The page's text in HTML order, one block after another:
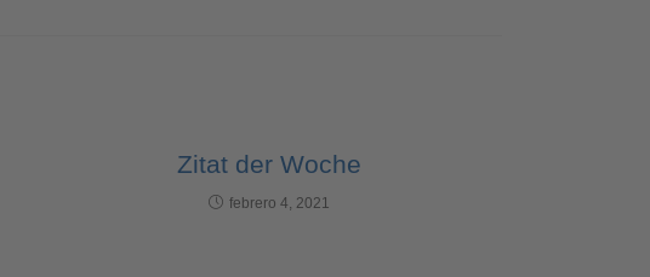
Zitat der Woche
febrero 4, 2021